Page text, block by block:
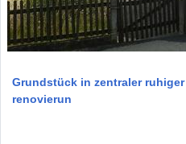
Grundstück in zentraler
renovierun